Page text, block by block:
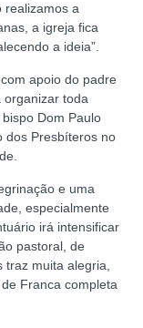
realizamos a
a igreja fica
a ideia”.
apoio do padre
organizar toda
Dom Paulo
dos Presbíteros no
e uma
especialmente
irá intensificar
pastoral, de
traz muita alegria,
Franca completa